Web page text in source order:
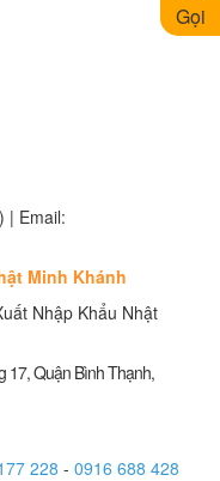
| Email:
Minh Khánh
Nhập Khẩu Nhật
17, Quận Bình Thạnh,
228 - 0916 688 428
Gọi